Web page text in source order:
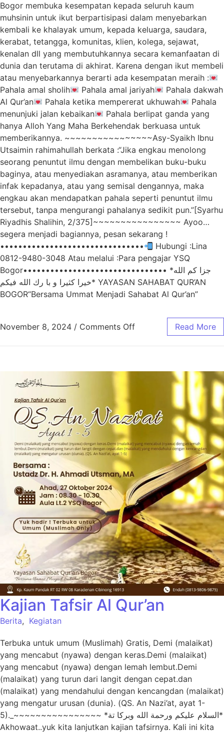
Bogor membuka kesempatan kepada seluruh kaum
muhsinin untuk ikut berpartisipasi dalam menyebarkan
kembali ke khalayak umum, kepada keluarga, saudara,
kerabat, tetangga, komunitas, klien, kolega, sejawat,
kenalan dll yang membutuhkannya secara kemanfaatan di
dunia dan terutama di akhirat. Karena dengan ikut membeli
atau menyebarkannya berarti ada kesempatan meraih :
Pahala amal sholih
Pahala amal jariyah
Pahala dakwah
Al Qur’an
Pahala ketika mempererat ukhuwah
Pahala
menunjuki jalan kebaikan
Pahala berlipat ganda yang
hanya Alloh Yang Maha Berkehendak berkuasa untuk
memberikannya. ~~~~~~~~~~~~~~~~Asy-Syaikh Ibnu
Utsaimin rahimahullah berkata :“Jika engkau menolong
seorang penuntut ilmu dengan membelikan buku-buku
baginya, atau menyediakan asramanya, atau memberikan
infak kepadanya, atau yang semisal dengannya, maka
engkau akan mendapatkan pahala seperti penuntut ilmu
tersebut, tanpa mengurangi pahalanya sedikit pun.”[Syarhu
Riyadhis Shalihin, 2/375]~~~~~~~~~~~~~~~~ Ayoo…
segera menjadi bagiannya, pesan sekarang !
••••••••••••••••••••••••••••••••
Hubungi :Lina
0812-9480-3048 Atau melalui :Para pengajar YSQ
Bogor•••••••••••••••••••••••••••••••• *جزا كم الله
خيرا كثيرا و با رك الله فيكم* YAYASAN SAHABAT QUR’AN
BOGOR“Bersama Ummat Menjadi Sahabat Al Qur’an”
November 8, 2024 / Comments Off Read More
Kajian Tafsir Al Qur’an
Berita, Kegiatan
Terbuka untuk umum (Muslimah) Gratis, Demi (malaikat)
yang mencabut (nyawa) dengan keras.Demi (malaikat)
yang mencabut (nyawa) dengan lemah lembut.Demi
(malaikat) yang turun dari langit dengan cepat.dan
(malaikat) yang mendahului dengan kencangdan (malaikat)
yang mengatur urusan (dunia). (QS. An Nazi’at, ayat 1-
5)._~~~~~~~~~~~~~~~~ *السلام عليكم ورحمة الله وبركا تة*
Akhowaat..yuk kita lanjutkan kajian tafsirnya. Kali ini kita